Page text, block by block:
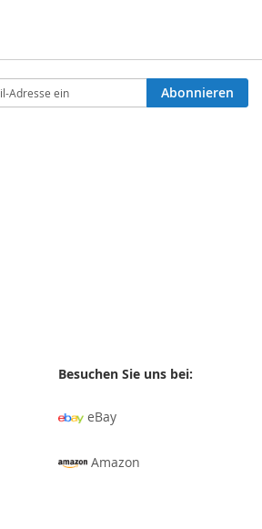
Abonnieren
Besuchen Sie uns bei:
eBay
Amazon